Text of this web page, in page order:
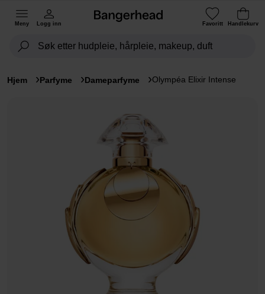
Meny Logg inn Favoritt Handlekurv
Hjem Parfyme Dameparfyme Olympéa Elixir Intense